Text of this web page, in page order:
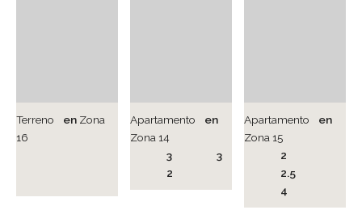
Terreno en Zona
16
Apartamento
en
Zona 14
3
3
2
Apartamento
en
Zona 15
2
2.5
4